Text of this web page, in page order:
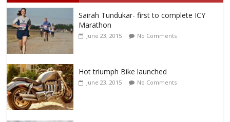
Sairah Tundukar- first to complete ICY
Marathon
June 23, 2015 No Comments
Hot triumph Bike launched
June 23, 2015 No Comments